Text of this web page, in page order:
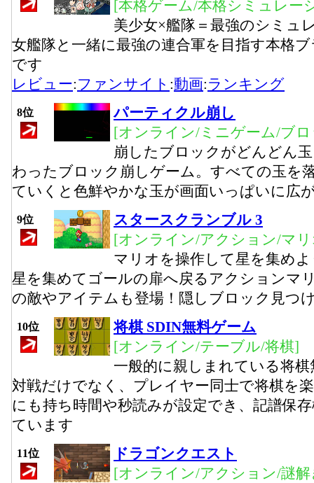
[本格ゲーム/本格シミュレー
美少女×艦隊＝最強のシミュ
女艦隊と一緒に最強の連合軍を目指す本格
です
レビュー:ファンサイト :動画:ランキング
8位
パーティクル崩し
[オンライン/ミニゲーム/ブ
崩したブロックがどんどん
わったブロック崩しゲーム。すべての玉を
ていくと色鮮やかな玉が画面いっぱいに広
9位
スタースクランブル 3
[オンライン/アクション/マ
マリオを操作して星を集め
星を集めてゴールの扉へ戻るアクションマ
の敵やアイテムも登場！隠しブロック見つ
10位
将棋 SDIN無料ゲーム
[オンライン/テーブル/将棋]
一般的に親しまれている将
対戦だけでなく、プレイヤー同士で将棋を
にも持ち時間や秒読みが設定でき、記譜保
ています
11位
ドラゴンクエスト
[オンライン/アクション/謎